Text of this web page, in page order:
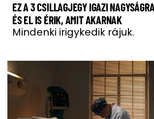
EZ A 3 CSILLAGJEGY IGAZI
ÉS EL IS ÉRIK, AMIT AKARNAK
Mindenki irigykedik rájuk.